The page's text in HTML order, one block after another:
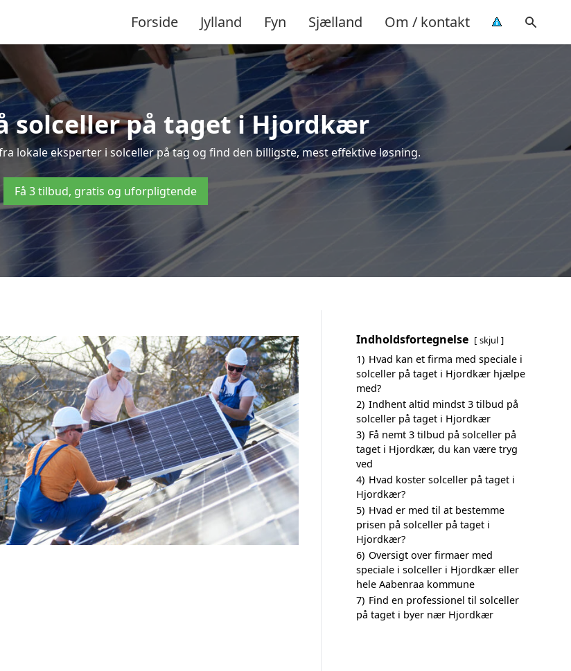
Forside Jylland Fyn Sjælland Om / kontakt
solceller på taget i Hjordkær
lokale eksperter i solceller på tag og find den billigste, mest effektive løsning.
Få 3 tilbud, gratis og uforpligtende
Indholdsfortegnelse skjul
1) Hvad kan et firma med speciale i
solceller på taget i Hjordkær hjælpe
med?
2) Indhent altid mindst 3 tilbud på
solceller på taget i Hjordkær
3) Få nemt 3 tilbud på solceller på
taget i Hjordkær, du kan være tryg
ved
4) Hvad koster solceller på taget i
Hjordkær?
5) Hvad er med til at bestemme
prisen på solceller på taget i
Hjordkær?
6) Oversigt over firmaer med
speciale i solceller i Hjordkær eller
hele Aabenraa kommune
7) Find en professionel til solceller
på taget i byer nær Hjordkær